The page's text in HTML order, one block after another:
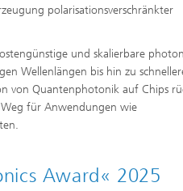
polarisationsverschränkter
und skalierbare
Wellenlängen bis hin zu
von Quantenphotonik auf Chips
für Anwendungen wie
Award« 2025